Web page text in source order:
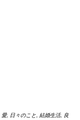
愛, 日々のこと, 結婚生活, 良